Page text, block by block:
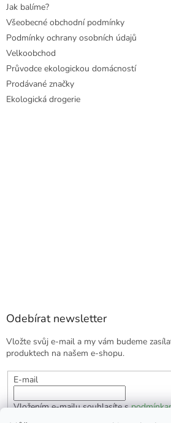
Jak balíme?
Všeobecné obchodní podmínky
Podmínky ochrany osobních údajů
Velkoobchod
Průvodce ekologickou domácností
Prodávané značky
Ekologická drogerie
Odebírat newsletter
Vložte svůj e-mail a my vám budeme
produktech na našem e-shopu.
E-mail
Vložením e-mailu souhlasíte s